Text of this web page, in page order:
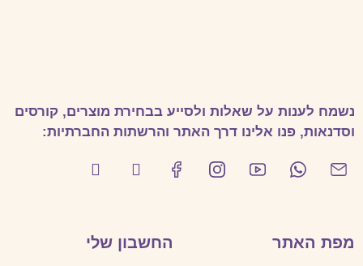
נשמח לענות על שאלות ולסייע בבחירת מוצרים, קורסים
וסדנאות, פנו אלינו דרך האתר והרשתות החברתיות:
מפת האתר החשבון שלי